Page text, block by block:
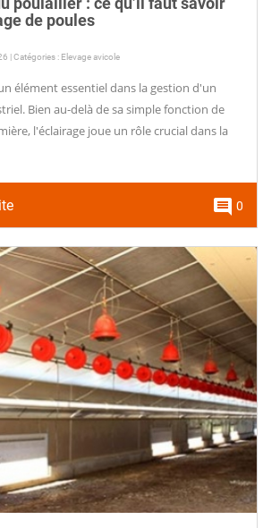
de poules
| Catégories : Elevage avicole
élément essentiel dans la gestion d'un
Bien au-delà de sa simple fonction de
l'éclairage joue un rôle crucial dans la
comment 0